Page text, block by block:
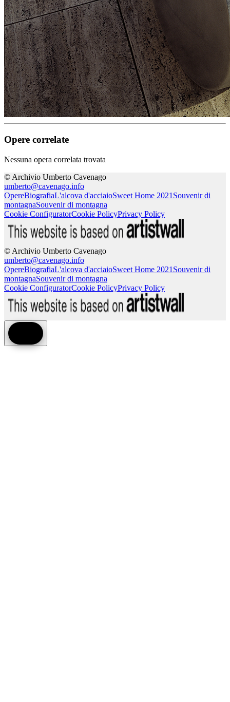
Opere correlate
Nessuna opera correlata trovata
© Archivio Umberto Cavenago
umberto@cavenago.info
OpereBiografiaL'alcova d'acciaioSweet Home 2021 Souvenir di
montagnaSouvenir di montagna
Cookie ConfiguratorCookie PolicyPrivacy Policy
© Archivio Umberto Cavenago
umberto@cavenago.info
OpereBiografiaL'alcova d'acciaioSweet Home 2021 Souvenir di
montagnaSouvenir di montagna
Cookie ConfiguratorCookie PolicyPrivacy Policy